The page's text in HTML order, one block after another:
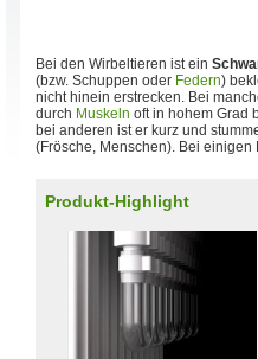
Bei den Wirbeltieren ist ein
(bzw. Schuppen oder Federn)
nicht hinein erstrecken. Bei
durch Muskeln oft in hohem Grad
bei anderen ist er kurz und
(Frösche, Menschen). Bei
Produkt-Highlight